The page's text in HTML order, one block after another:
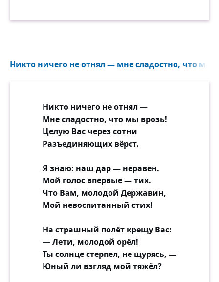
Никто ничего не отнял — мне сладостно, что мы
Никто ничего не отнял —
Мне сладостно, что мы врозь!
Целую Вас через сотни
Разъединяющих вёрст.
Я знаю: наш дар — неравен.
Мой голос впервые — тих.
Что Вам, молодой Державин,
Мой невоспитанный стих!
На страшный полёт крещу Вас:
— Лети, молодой орёл!
Ты солнце стерпел, не щурясь, —
Юный ли взгляд мой тяжёл?